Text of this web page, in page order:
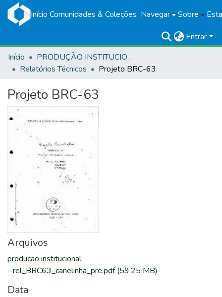
Início Comunidades & Coleções Navegar Sobre
Entrar
Início
PRODUÇÃO INSTITUCIONAL
Relatórios Técnicos
Projeto BRC-63
Projeto BRC-63
Arquivos
producao institucional:
- rel_BRC63_canelinha_pre.pdf(59.25 MB)
Data